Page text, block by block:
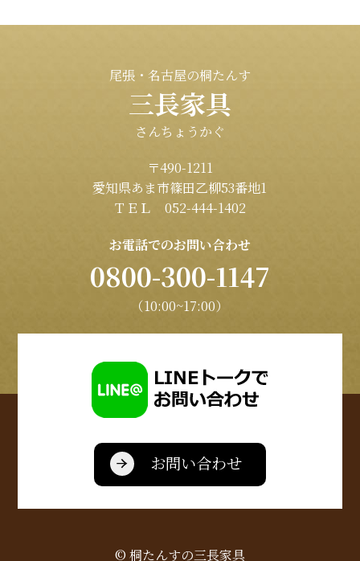
尾張・名古屋の桐たんす
三長家具
さんちょうかぐ
〒490-1211
愛知県あま市篠田乙柳53番地1
ＴＥＬ 052-444-1402
お電話でのお問い合わせ
0800-300-1147
（10:00~17:00）
お問い合わせ
© 桐たんすの三長家具